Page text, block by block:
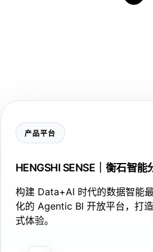
产品平台
HENGSHI SENSE｜衡石智能
构建 Data+AI 时代的数据智能
化的 Agentic BI 开放平台，打
式体验。